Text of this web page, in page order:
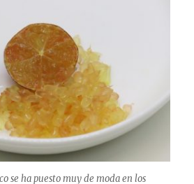
se ha puesto muy de moda en los